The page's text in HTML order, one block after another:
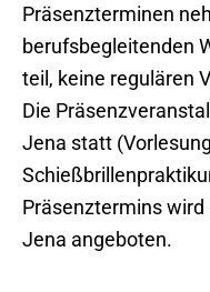
Präsenzterminen
berufsbegleitenden
teil, keine regulären
Die
Jena statt
Präsenztermins wird
Jena angeboten.